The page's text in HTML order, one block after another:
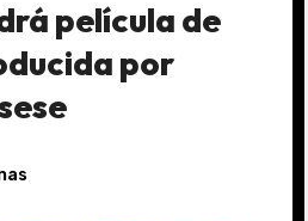
película de
por